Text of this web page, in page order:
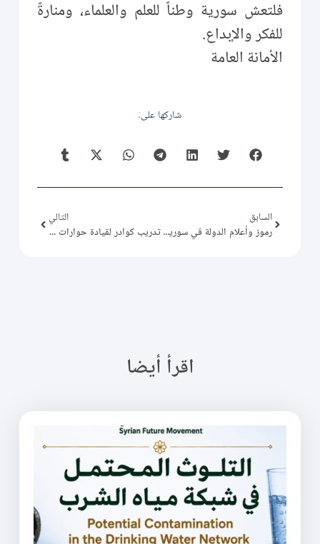
فلتعش سورية وطناً للعلم والعلماء، ومنارةً
للفكر والإبداع.
الأمانة العامة
شاركها على:
السابق
رموز وأعلام الدولة في سورية (48): محمد سعيد الجزائري
التالي
تدريب كوادر لقيادة حوارات حول العدالة الانتقالية
اقرأ أيضا